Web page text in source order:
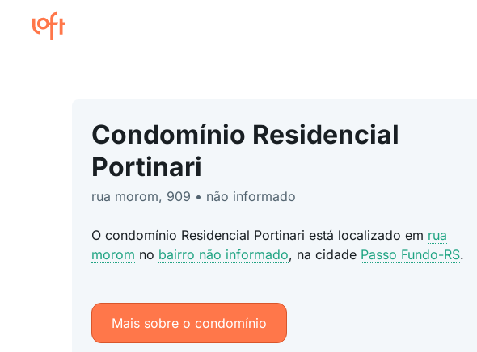
Condomínio Residencial
Portinari
rua morom, 909 • não informado
O condomínio Residencial Portinari está localizado em rua
morom no bairro não informado, na cidade Passo Fundo-RS.
Mais sobre o condomínio